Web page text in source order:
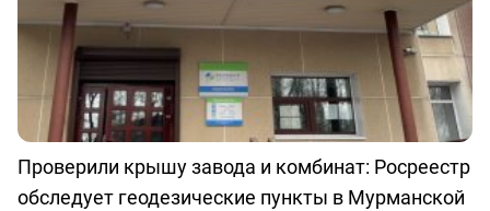
Проверили крышу завода и комбинат: Росреестр
обследует геодезические пункты в Мурманской